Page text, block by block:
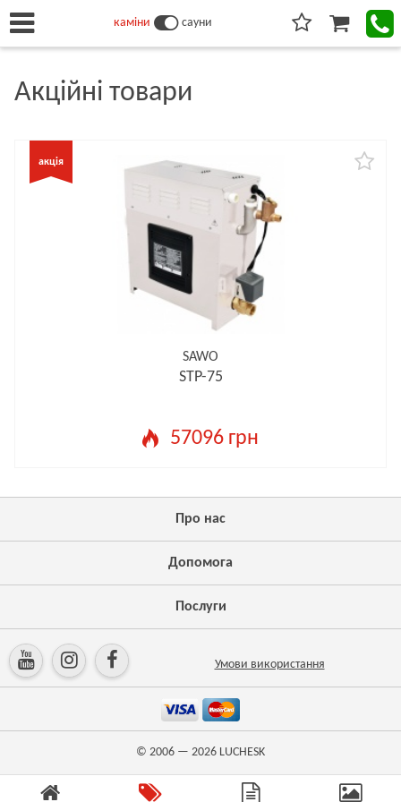
каміни сауни
Акційні товари
SAWO
STP-75
57096 грн
Про нас
Допомога
Послуги
Умови використання
© 2006 — 2026 LUCHESK